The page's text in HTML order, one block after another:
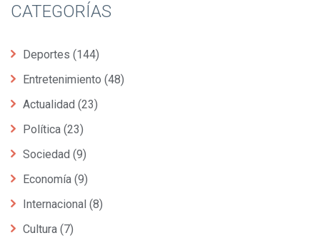
CATEGORÍAS
Deportes (144)
Entretenimiento (48)
Actualidad (23)
Política (23)
Sociedad (9)
Economía (9)
Internacional (8)
Cultura (7)